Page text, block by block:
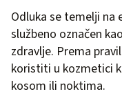
Odluka se temelji na
službeno označen
zdravlje. Prema
koristiti u kozmetici
kosom ili noktima.